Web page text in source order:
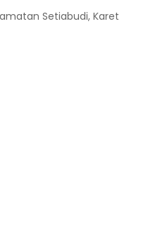
Setiabudi, Karet